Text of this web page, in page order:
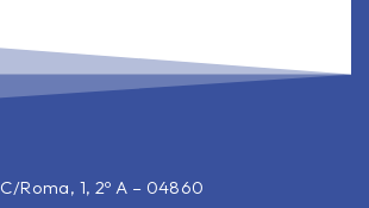
C/Roma, 1, 2º A – 04860